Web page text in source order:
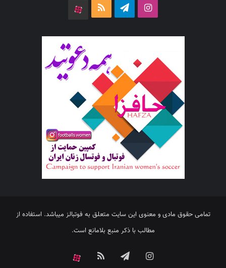
اینستاگرامتلگرام خوراک
تمامی حقوق مادی و معنوی این سایت متعلق به فوتبالز میباشد. استفاده از
مطالب با ذکر منبع بلامانع است.
اینستاگرامتلگرام خوراک